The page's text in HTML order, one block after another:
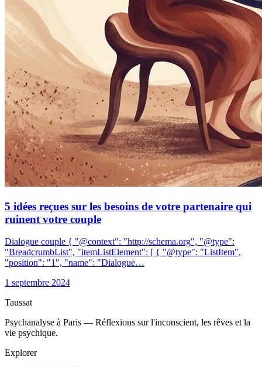
5 idées reçues sur les besoins de votre partenaire qui
ruinent votre couple
Dialogue couple { "@context": "http://schema.org", "@type":
"BreadcrumbList", "itemListElement": [ { "@type": "ListItem",
"position": "1", "name": "Dialogue…
1 septembre 2024
Taussat
Psychanalyse à Paris — Réflexions sur l'inconscient, les rêves et la
vie psychique.
Explorer